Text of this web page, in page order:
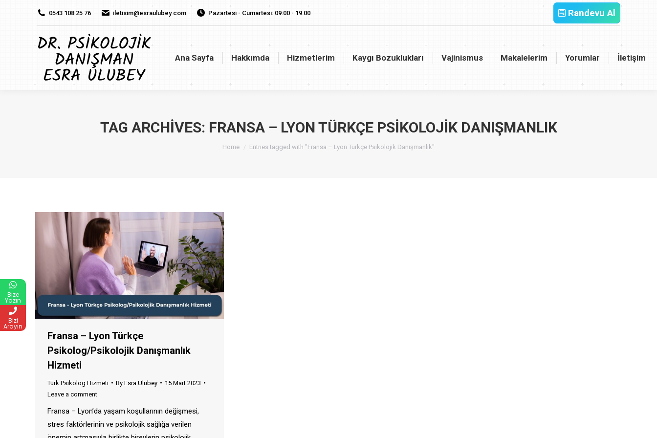
0543 108 25 76 iletisim@esraulubey.com Pazartesi - Cumartesi: 09:00 - 19:00 Randevu Al
Ana Sayfa Hakkımda Hizmetlerim Kaygı Bozuklukları Vajinismus Makalelerim Yorumlar İletişim
TAG ARCHIVES: FRANSA – LYON TÜRKÇE PSIKOLOJIK DANIŞMANLIK
You are here:
Home Entries tagged with "Fransa – Lyon Türkçe Psikolojik Danışmanlık"
Fransa – Lyon Türkçe
Psikolog/Psikolojik Danışmanlık
Hizmeti
Türk Psikolog Hizmeti By Esra Ulubey
15 Mart 2023
Leave a comment
Fransa – Lyon’da yaşam koşullarının değişmesi,
stres faktörlerinin ve psikolojik sağlığa verilen
Bize
Yazın
Bizi
Arayın
Ana Sayfa Yorumlar İletişim